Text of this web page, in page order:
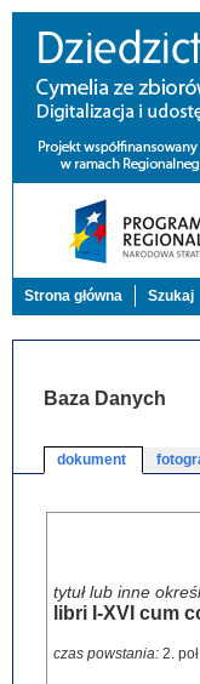
Strona główna Szukaj
Baza Danych
dokument
tytuł lub inne
libri I-XVI cum
czas powstania: 2.